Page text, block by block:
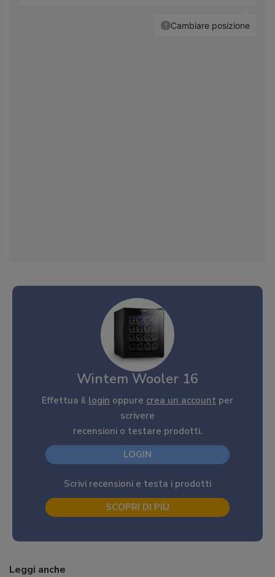
Wintem Wooler 16
Effettua il login oppure crea un account per
scrivere
recensioni o testare prodotti.
LOGIN
Scrivi recensioni e testa i prodotti
SCOPRI DI PIÙ
Leggi anche